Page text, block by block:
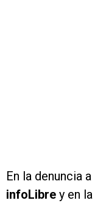
En la denuncia
infoLibre y en